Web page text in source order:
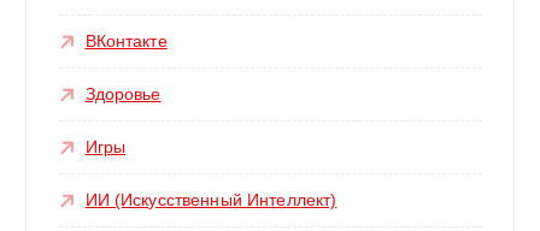
ВКонтакте
Здоровье
Игры
ИИ (Искусственный Интеллект)